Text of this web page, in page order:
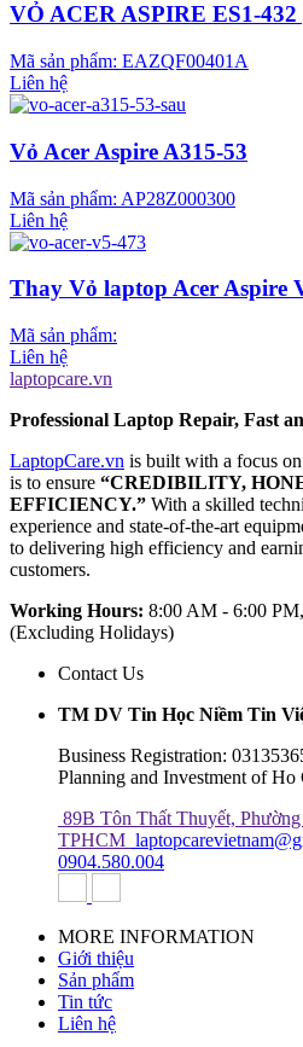
VỎ ACER ASPIRE ES1-432
Mã sản phẩm: EAZQF00401A
Liên hệ
Vỏ Acer Aspire A315-53
Mã sản phẩm: AP28Z000300
Liên hệ
Thay Vỏ laptop Acer Aspire
Mã sản phẩm:
Liên hệ
laptopcare.vn
Professional Laptop Repair, Fast
LaptopCare.vn is built with a focus
is to ensure “CREDIBILITY,
EFFICIENCY.” With a skilled
experience and state-of-the-art
to delivering high efficiency and
customers.
Working Hours: 8:00 AM - 6:00
(Excluding Holidays)
Contact Us
TM DV Tin Học Niềm Tin
Business Registration:
Planning and Investment of
89B Tôn Thất Thuyết,
TPHCM
0904.580.004
MORE INFORMATION
Giới thiệu
Sản phẩm
Tin tức
Liên hệ